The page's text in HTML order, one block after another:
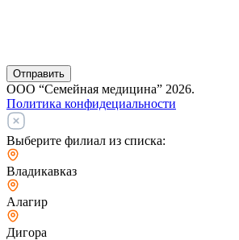
Отправить
ООО “Семейная медицина” 2026.
Политика конфидециальности
Выберите филиал из списка:
Владикавказ
Алагир
Дигора